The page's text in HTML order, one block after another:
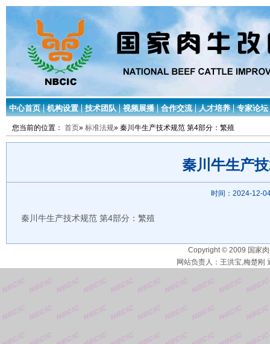
中心首页 机构设置 技术团队 视频展播 合作交流 人才培养 专家论坛
您当前的位置： 首页» 标准法规» 秦川牛生产技术规范 第4部分：繁殖
秦川牛生产
时间：2024-12-
秦川牛生产技术规范 第4部分：繁殖
Copyright © 2009 国家
网站负责人：王洪宝,梅楚刚